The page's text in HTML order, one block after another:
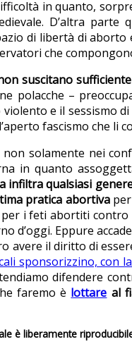
in quanto,
D’altra
di libertà di
che
suscitano
polacche –
e il sessismo
fascismo che li
solamente nei
in quanto
infiltra qualsiasi
pratica abortiva
i feti abortiti
d’oggi. Eppure
avere il diritto di
sponsorizzino, con
difendere
faremo è lottare al
è liberamente